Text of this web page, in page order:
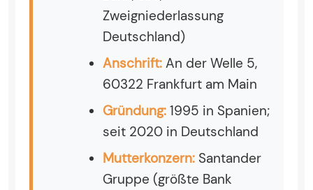
Zweigniederlassung
Deutschland)
Anschrift: An der Welle 5,
60322 Frankfurt am Main
Gründung: 1995 in Spanien;
seit 2020 in Deutschland
Mutterkonzern: Santander
Gruppe (größte Bank